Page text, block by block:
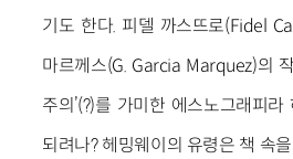
기도 한다. 피델 까스뜨로(Fidel
마르께스(G. Garcia Marquez)의
주의’(?)를 가미한 에스노그래피
되려나? 헤밍웨이의 유령은 책 속